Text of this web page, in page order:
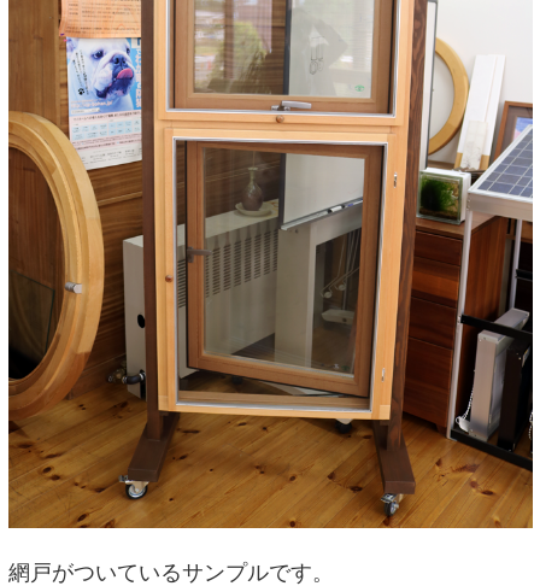
網戸がついているサンプルです。